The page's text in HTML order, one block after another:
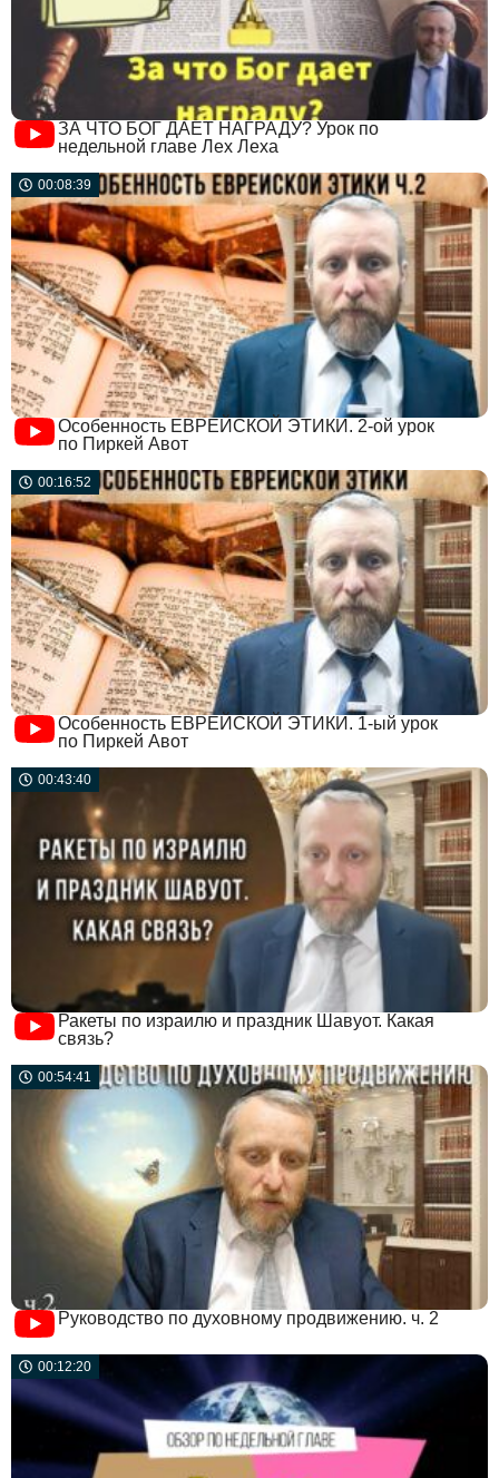
ЗА ЧТО БОГ ДАЕТ НАГРАДУ? Урок по
недельной главе Лех Леха
00:08:39
Особенность ЕВРЕЙСКОЙ ЭТИКИ. 2-ой урок
по Пиркей Авот
00:16:52
Особенность ЕВРЕЙСКОЙ ЭТИКИ. 1-ый урок
по Пиркей Авот
00:43:40
Ракеты по израилю и праздник Шавуот. Какая
связь?
00:54:41
Руководство по духовному продвижению. ч. 2
00:12:20